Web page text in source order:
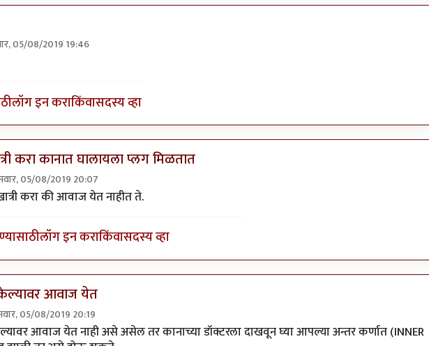
05/08/2019 19:46
लॉग इन कराकिंवासदस्य व्हा
करा कानात घालायला प्लग मिळतात
05/08/2019 20:07
नाही.byतमराज किल्विष
करा की आवाज येत नाहीत ते.
लॉग इन कराकिंवासदस्य व्हा
आवाज येत
05/08/2019 20:19
नाही.byतमराज किल्विष
आवाज येत नाही असे असेल तर कानाच्या डॉक्टरला दाखवून घ्या आपल्या अन्तर कर्णात (INNER